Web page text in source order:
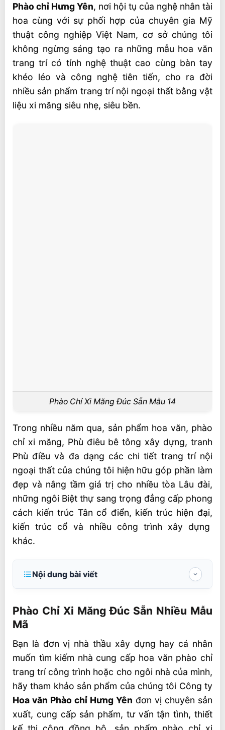
Phào chỉ Hưng Yên, nơi hội tụ của nghệ nhân tài
hoa cùng với sự phối hợp của chuyên gia Mỹ
thuật công nghiệp Việt Nam, cơ sở chúng tôi
không ngừng sáng tạo ra những mẫu hoa văn
trang trí có tính nghệ thuật cao cùng bàn tay
khéo léo và công nghệ tiên tiến, cho ra đời
nhiều sản phẩm trang trí nội ngoại thất bằng vật
liệu xi măng siêu nhẹ, siêu bền.
Phào Chỉ Xi Măng Đúc Sẵn Mẫu 14
Trong nhiều năm qua, sản phẩm hoa văn, phào
chỉ xi măng, Phù điêu bê tông xây dựng, tranh
Phù điều và đa dạng các chi tiết trang trí nội
ngoại thất của chúng tôi hiện hữu góp phần làm
đẹp và nâng tầm giá trị cho nhiều tòa Lâu đài,
những ngôi Biệt thự sang trọng đẳng cấp phong
cách kiến trúc Tân cổ điển, kiến trúc hiện đại,
kiến trúc cổ và nhiều công trình xây dựng
khác.
Nội dung bài viết
Vài nét khái quát về Phào chỉ
Phào chỉ xi măng đắp trực tiếp
Phào chỉ xi măng siêu nhẹ đúc sẵn
Có mấy loại phào chỉ xi măng ?
1. Phào xi măng trần nhà
2. Phào xi măng cổ trần
Phào Chỉ Xi Măng Đúc Sẵn Nhiều Mẫu
Mã
Bạn là đơn vị nhà thầu xây dựng hay cá nhân
muốn tìm kiếm nhà cung cấp hoa văn phào chỉ
trang trí công trình hoặc cho ngôi nhà của mình,
hãy tham khảo sản phẩm của chúng tôi Công ty
Hoa văn Phào chỉ Hưng Yên đơn vị chuyên sản
xuất, cung cấp sản phẩm, tư vấn tận tình, thiết